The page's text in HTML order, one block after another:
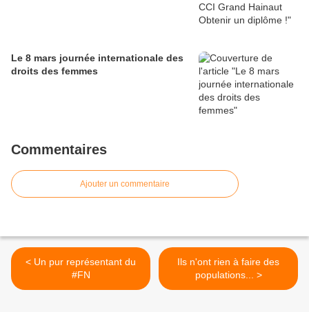
Le 8 mars journée internationale des
droits des femmes
Commentaires
Ajouter un commentaire
< Un pur représentant du
#FN
Ils n'ont rien à faire des
populations... >